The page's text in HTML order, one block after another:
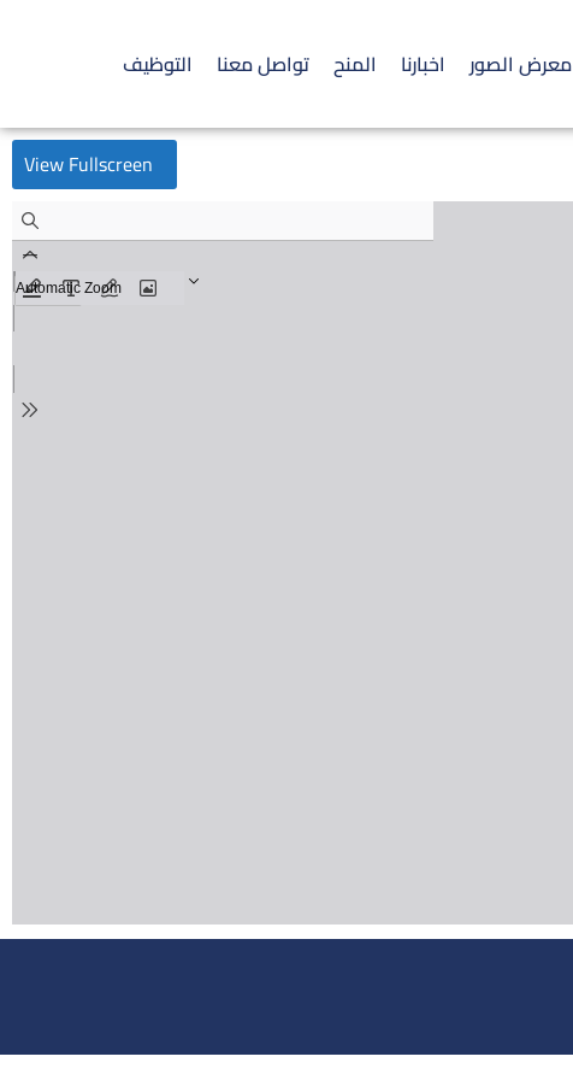
معرض الصور اخبارنا المنح تواصل معنا التوظيف
View Fullscreen